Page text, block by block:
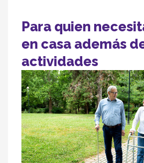
Para quien
en casa además
actividades